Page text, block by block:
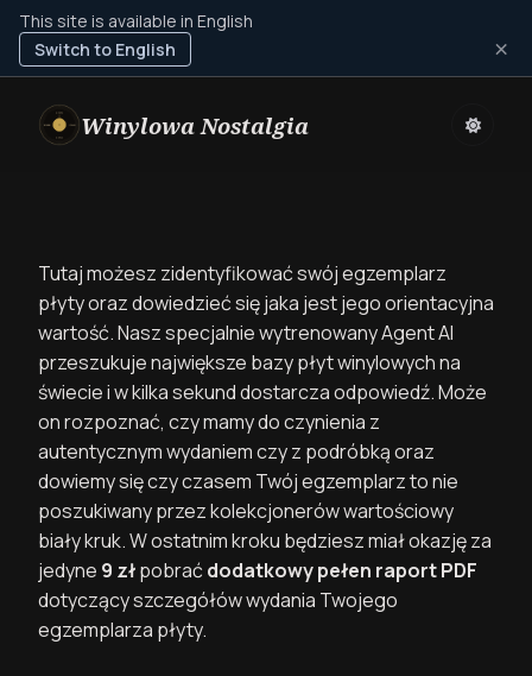
This site is available in English
Switch to English
×
Winylowa Nostalgia
Tutaj możesz zidentyfikować swój egzemplarz
płyty oraz dowiedzieć się jaka jest jego orientacyjna
wartość. Nasz specjalnie wytrenowany Agent AI
przeszukuje największe bazy płyt winylowych na
świecie i w kilka sekund dostarcza odpowiedź. Może
on rozpoznać, czy mamy do czynienia z
autentycznym wydaniem czy z podróbką oraz
dowiemy się czy czasem Twój egzemplarz to nie
poszukiwany przez kolekcjonerów wartościowy
biały kruk. W ostatnim kroku będziesz miał okazję za
jedyne 9 złpobrać dodatkowy pełen raport PDF
dotyczący szczegółów wydania Twojego
egzemplarza płyty.